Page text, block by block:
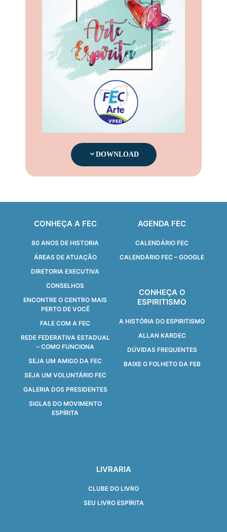
DOWNLOAD
CONHEÇA A FEC
80 ANOS DE HISTORIA
ÁREAS DE ATUAÇÃO
DIRETORIA EXECUTIVA
CONSELHOS
ENCONTRE O CENTRO MAIS
PERTO DE VOCÊ
FALE COM A FEC
REDE FEDERATIVA ESTADUAL
– COMO FUNCIONA
SEJA UM AMIGO DA FEC
SEJA UM VOLUNTÁRIO FEC
GALERIA DOS PRESIDENTES
SIGLAS DO MOVIMENTO
ESPÍRITA
AGENDA FEC
CALENDÁRIO FEC
CALENDÁRIO FEC – GOOGLE
CONHEÇA O
ESPIRITISMO
A HISTÓRIA DO ESPIRITISMO
ALLAN KARDEC
DÚVIDAS FREQUENTES
BAIXE O FOLHETO DA FEB
LIVRARIA
CLUBE DO LIVRO
SEU LIVRO ESPÍRITA